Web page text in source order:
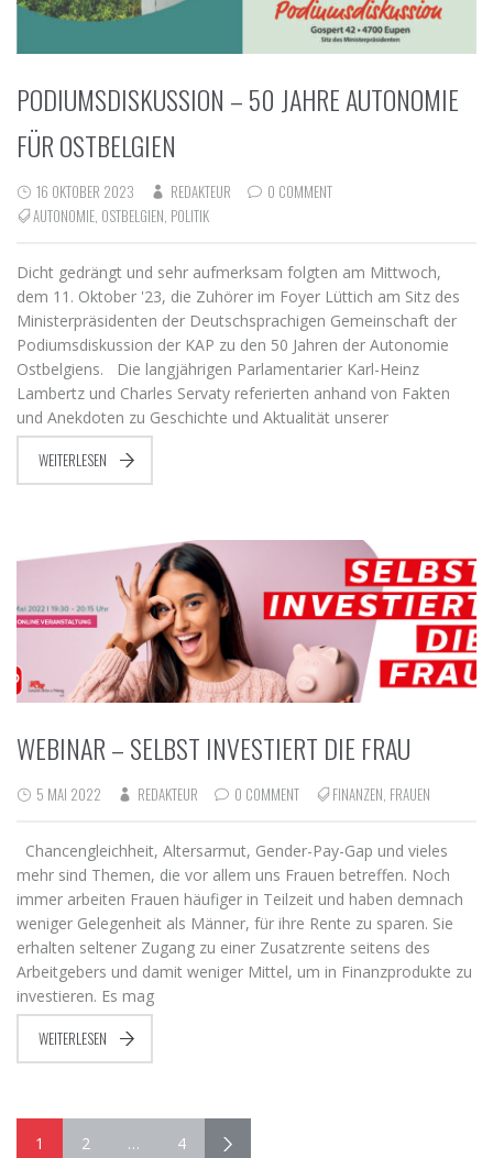
PODIUMSDISKUSSION – 50 JAHRE AUTONOMIE
FÜR OSTBELGIEN
16 OKTOBER 2023 REDAKTEUR
0 COMMENT
AUTONOMIE OSTBELGIEN POLITIK
Dicht gedrängt und sehr aufmerksam folgten am Mittwoch,
dem 11. Oktober '23, die Zuhörer im Foyer Lüttich am Sitz des
Ministerpräsidenten der Deutschsprachigen Gemeinschaft der
Podiumsdiskussion der KAP zu den 50 Jahren der Autonomie
Ostbelgiens. Die langjährigen Parlamentarier Karl-Heinz
Lambertz und Charles Servaty referierten anhand von Fakten
und Anekdoten zu Geschichte und Aktualität unserer
WEITERLESEN
WEBINAR – SELBST INVESTIERT DIE FRAU
5 MAI 2022 REDAKTEUR 0 COMMENT FINANZEN FRAUEN
Chancengleichheit, Altersarmut, Gender-Pay-Gap und vieles
mehr sind Themen, die vor allem uns Frauen betreffen. Noch
immer arbeiten Frauen häufiger in Teilzeit und haben demnach
weniger Gelegenheit als Männer, für ihre Rente zu sparen. Sie
erhalten seltener Zugang zu einer Zusatzrente seitens des
Arbeitgebers und damit weniger Mittel, um in Finanzprodukte zu
investieren. Es mag
WEITERLESEN
1 2 … 4